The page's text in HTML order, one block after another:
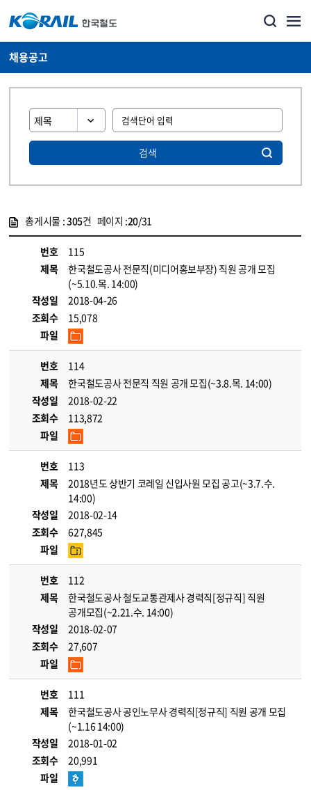
채용공고
검색
총게시물 :305건 페이지 :20/31
번호
115
제목
한국철도공사 전문직(미디어홍보부장) 직원 공개 모집
(~5.10.목. 14:00)
작성일
2018-04-26
조회수
15,078
파일
번호
114
제목
한국철도공사 전문직 직원 공개 모집(~3.8.목. 14:00)
작성일
2018-02-22
조회수
113,872
파일
번호
113
제목
2018년도 상반기 코레일 신입사원 모집 공고(~3.7.수.
14:00)
작성일
2018-02-14
조회수
627,845
파일
번호
112
제목
한국철도공사 철도교통관제사 경력직[정규직] 직원
공개모집(~2.21.수. 14:00)
작성일
2018-02-07
조회수
27,607
파일
번호
111
제목
한국철도공사 공인노무사 경력직[정규직] 직원 공개 모집
(~1.16 14:00)
작성일
2018-01-02
조회수
20,991
파일